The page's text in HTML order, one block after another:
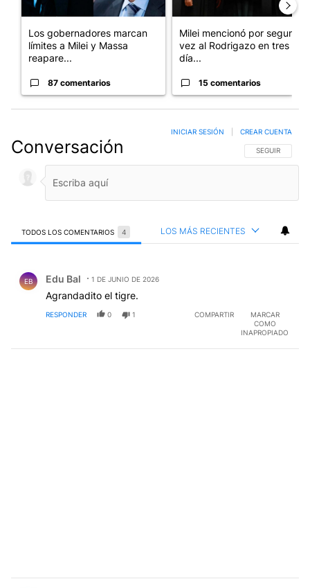
Los gobernadores marcan
límites a Milei y Massa
reapare...
87 comentarios
Milei mencionó por segunda
vez al Rodrigazo en tres
día...
15 comentarios
Conversación SIGA ESTA
SEGUIR
INICIAR SESIÓN CREAR CUENTA
TODOS LOS COMENTARIOS 4 LOS MÁS RECIENTES
EB Edu Bal 1 DE JUNIO DE 2026
Agrandadito el tigre.
RESPONDER 0 1 COMPARTIR
MARCAR
COMO
INAPROPIADO